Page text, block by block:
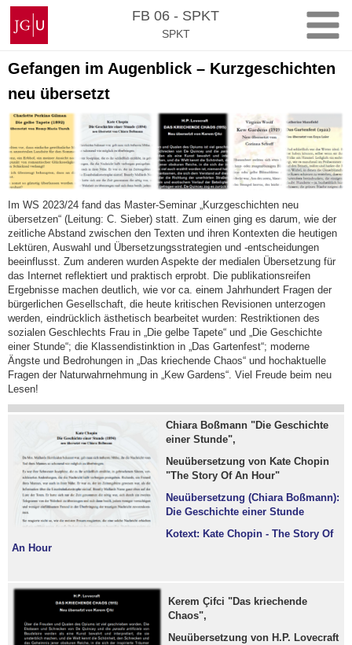
Zum
Inhalt
springen
Johannes
Gutenberg-
Universität
Mainz
FB 06 - SPKT
SPKT
Gefangen im Augenblick – Kurzgeschichten
neu übersetzt
Im WS 2023/24 fand das Master-Seminar „Kurzgeschichten neu
übersetzen“ (Leitung: C. Sieber) statt. Zum einen ging es darum, wie der
zeitliche Abstand zwischen den Texten und ihren Kontexten die heutigen
Lektüren, Auswahl und Übersetzungsstrategien und -entscheidungen
beeinflusst. Zum anderen wurden Aspekte der medialen Übersetzung für
das Internet reflektiert und praktisch erprobt. Die publikationsreifen
Ergebnisse machen deutlich, wie vor ca. einem Jahrhundert Fragen der
bürgerlichen Gesellschaft, die heute kritischen Revisionen unterzogen
werden, eindrücklich ästhetisch bearbeitet wurden: Restriktionen des
sozialen Geschlechts Frau in „Die gelbe Tapete“ und „Die Geschichte
einer Stunde“; die Klassendistinktion in „Das Gartenfest“; moderne
Ängste und Bedrohungen in „Das kriechende Chaos“ und hochaktuelle
Fragen der Naturwahrnehmung in „Kew Gardens“. Viel Freude beim neu
Lesen!
Chiara Boßmann "Die Geschichte
einer Stunde",
Neuübersetzung von Kate Chopin
"The Story Of An Hour"
Neuübersetzung (Chiara Boßmann):
Die Geschichte einer Stunde
Kotext: Kate Chopin - The Story Of
An Hour
Kerem Çifci "Das kriechende
Chaos",
Neuübersetzung von H.P. Lovecraft